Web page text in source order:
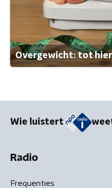
Overgewicht: tot
Wie luistert
Radio
Frequenties